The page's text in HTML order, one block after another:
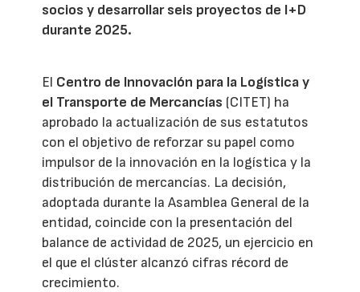
socios y desarrollar seis proyectos de I+D
durante 2025.
El Centro de Innovación para la Logística y
el Transporte de Mercancías (CITET) ha
aprobado la actualización de sus estatutos
con el objetivo de reforzar su papel como
impulsor de la innovación en la logística y la
distribución de mercancías. La decisión,
adoptada durante la Asamblea General de la
entidad, coincide con la presentación del
balance de actividad de 2025, un ejercicio en
el que el clúster alcanzó cifras récord de
crecimiento.